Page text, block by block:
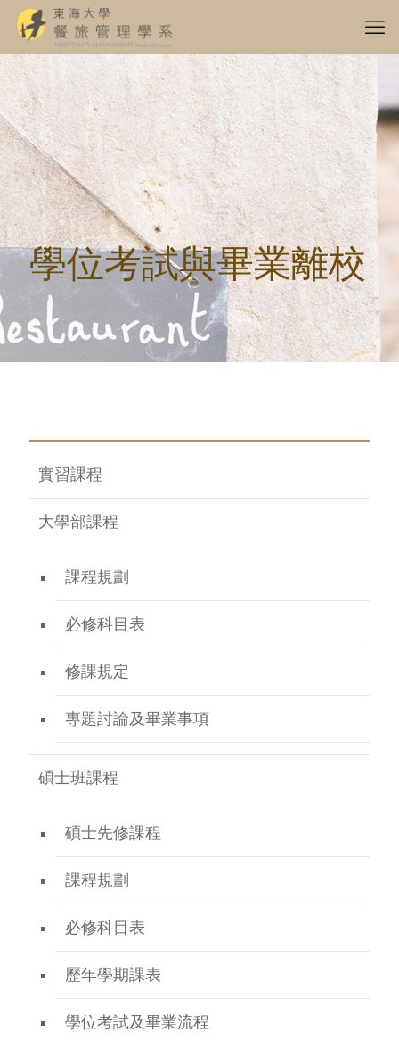
學位考試與畢業離校
實習課程
大學部課程
課程規劃
必修科目表
修課規定
專題討論及畢業事項
碩士班課程
碩士先修課程
課程規劃
必修科目表
歷年學期課表
學位考試及畢業流程